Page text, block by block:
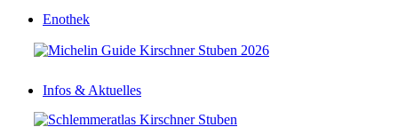
Enothek
Infos & Aktuelles